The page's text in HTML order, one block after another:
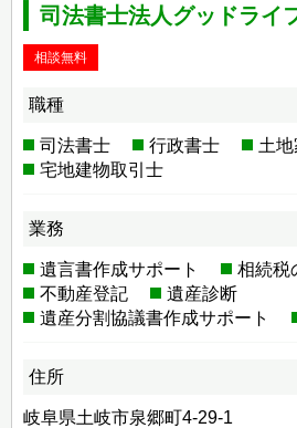
司法書士法人グッドライ
相談無料
職種
司法書士 行政書士
土
宅地建物取引士
業務
遺言書作成サポート
相続税
不動産登記
遺産診断
遺産分割協議書作成サポート
住所
岐阜県土岐市泉郷町4-29-1